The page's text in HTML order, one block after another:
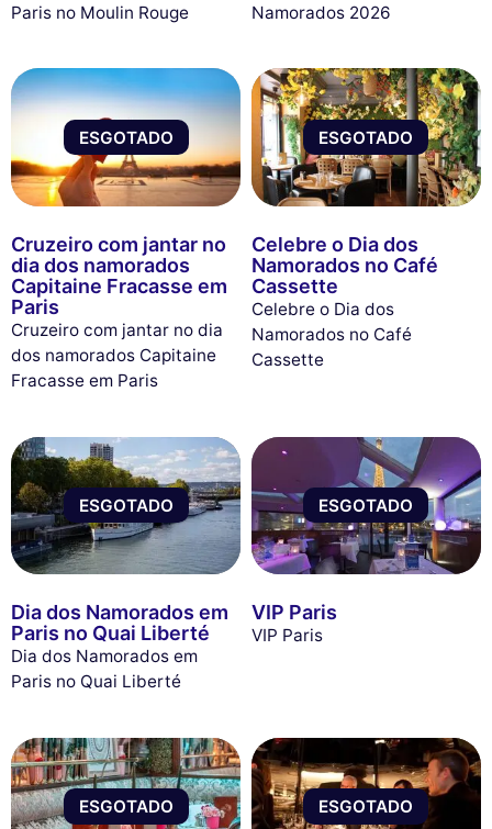
Paris no Moulin Rouge Namorados 2026
ESGOTADO
Cruzeiro com jantar no
dia dos namorados
Capitaine Fracasse em
Paris
Cruzeiro com jantar no dia
dos namorados Capitaine
Fracasse em Paris
ESGOTADO
Celebre o Dia dos
Namorados no Café
Cassette
Celebre o Dia dos
Namorados no Café
Cassette
ESGOTADO
Dia dos Namorados em
Paris no Quai Liberté
Dia dos Namorados em
Paris no Quai Liberté
ESGOTADO
VIP Paris
VIP Paris
ESGOTADO ESGOTADO